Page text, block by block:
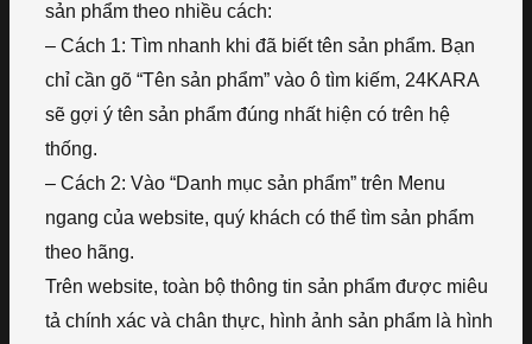
sản phẩm theo nhiều cách:
– Cách 1: Tìm nhanh khi đã biết tên sản phẩm. Bạn
chỉ cần gõ “Tên sản phẩm” vào ô tìm kiếm, 24KARA
sẽ gợi ý tên sản phẩm đúng nhất hiện có trên hệ
thống.
– Cách 2: Vào “Danh mục sản phẩm” trên Menu
ngang của website, quý khách có thể tìm sản phẩm
theo hãng.
Trên website, toàn bộ thông tin sản phẩm được miêu
tả chính xác và chân thực, hình ảnh sản phẩm là hình